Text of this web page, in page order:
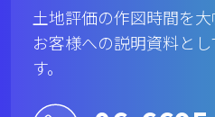
土地評価の作図時間を大
お客様への説明資料と
す。